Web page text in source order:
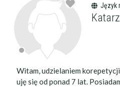
Język
Witam, udzielaniem
uję się od ponad 7 lat.